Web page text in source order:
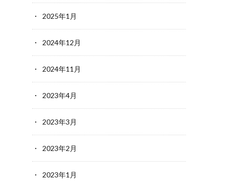
2025年1月
2024年12月
2024年11月
2023年4月
2023年3月
2023年2月
2023年1月